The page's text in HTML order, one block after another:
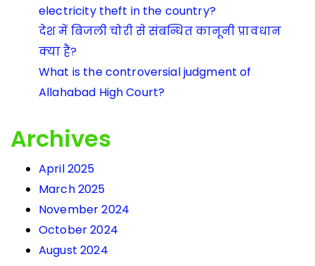
electricity theft in the country?
देश में बिजली चोरी से संबन्धित कानूनी प्रावधान
क्या हैं?
What is the controversial judgment of
Allahabad High Court?
Archives
April 2025
March 2025
November 2024
October 2024
August 2024